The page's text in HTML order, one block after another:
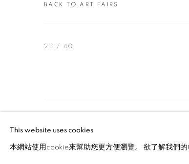
BACK TO ART FAIRS
23 / 40
This website uses cookies
本網站使用cookie來幫助您更方便瀏覽。 欲了解我們